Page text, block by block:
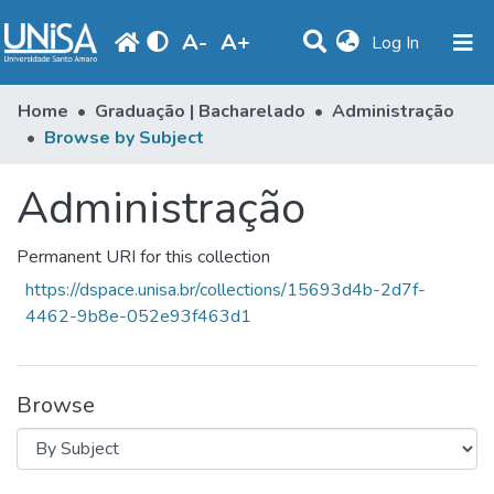
A- A+ Log In (current)
Communities & Collections
Produção Docente
Periodicals
Home Graduação | Bacharelado
Administração
Browse by Subject
Administração
Permanent URI for this collection
https://dspace.unisa.br/collections/15693d4b-2d7f-
4462-9b8e-052e93f463d1
Browse